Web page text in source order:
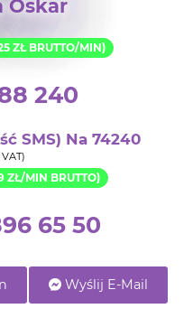
Oskar
ZŁ BRUTTO/MIN)
240
SMS) Na 74240
VAT)
ZŁ/MIN BRUTTO)
65 50
Wyślij E-Mail